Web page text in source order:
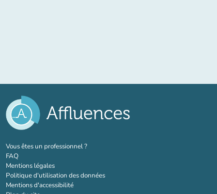
Vous êtes un professionnel ?(nouvel onglet)
FAQ
Mentions légales
Politique d'utilisation des données
Mentions d'accessibilité